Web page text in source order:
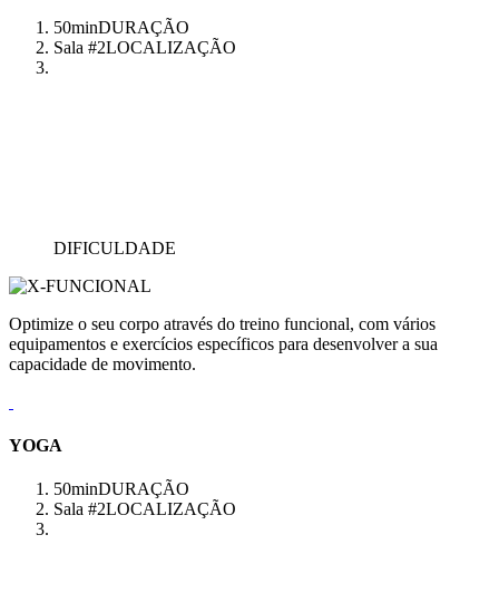
50minDURAÇÃO
Sala #2LOCALIZAÇÃO
DIFICULDADE
Optimize o seu corpo através do treino funcional, com vários
equipamentos e exercícios específicos para desenvolver a sua
capacidade de movimento.
YOGA
50minDURAÇÃO
Sala #2LOCALIZAÇÃO